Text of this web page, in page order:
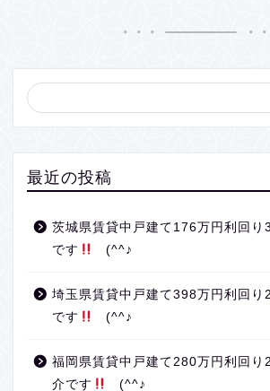
最近の投稿
茨城県賃貸中戸建て176万円利回り
です
(^^♪
埼玉県賃貸中戸建て398万円利回り
です
(^^♪
福岡県賃貸中戸建て280万円利回り
介です
(^^♪